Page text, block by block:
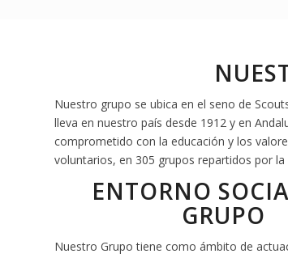
Nuestro grupo se ubica en el seno de
lleva en nuestro país desde 1912 y en
comprometido con la educación y los
voluntarios, en 305 grupos repartidos por
ENTORNO
GRUPO
Nuestro Grupo tiene como ámbito de